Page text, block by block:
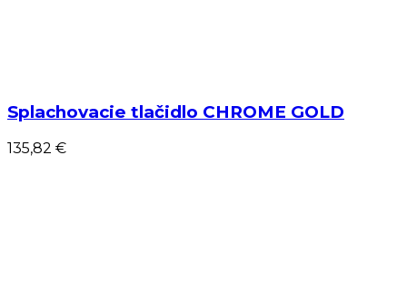
Splachovacie tlačidlo CHROME GOLD
135,82 €